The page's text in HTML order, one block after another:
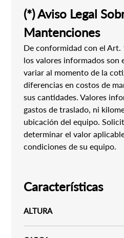
Características
ALTURA
(*) Aviso Legal
Mantenciones
De conformidad con el Art.
los valores informados son
variar al momento de la
diferencias en costos de
sus cantidades. Valores
gastos de traslado, ni
ubicación del equipo.
determinar el valor
condiciones de su equipo.